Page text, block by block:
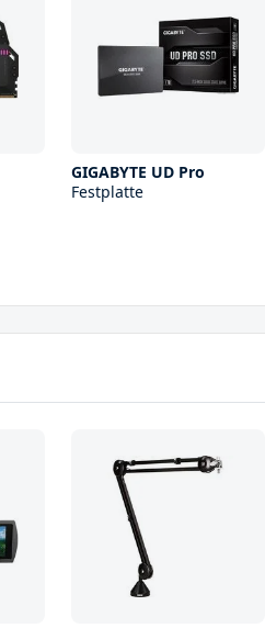
GIGABYTE UD Pro
Festplatte